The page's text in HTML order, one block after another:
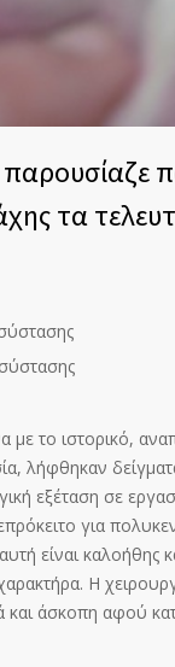
τα
το ιστορικό,
λήφθηκαν
εξέταση σε
για
είναι καλοήθης
Η
άσκοπη αφού